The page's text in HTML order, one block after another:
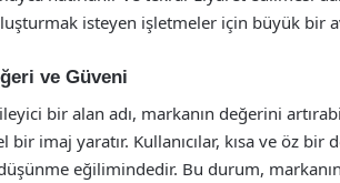
isteyen işletmeler için büyük bir
ve Güveni
bir alan adı, markanın değerini
bir imaj yaratır. Kullanıcılar, kısa ve öz
eğilimindedir. Bu durum,